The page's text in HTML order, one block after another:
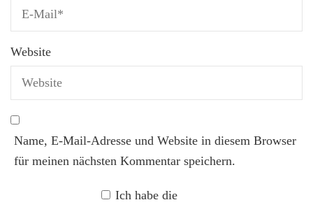
Website
Name, E-Mail-Adresse und Website in diesem Browser
für meinen nächsten Kommentar speichern.
Ich habe die